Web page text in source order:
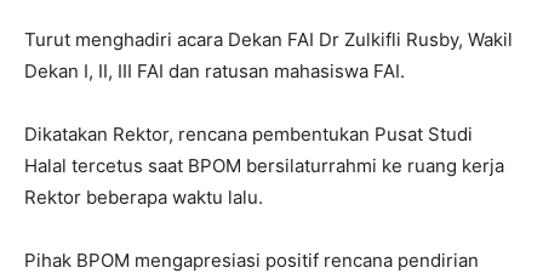
Turut menghadiri acara Dekan FAI Dr Zulkifli Rusby, Wakil
Dekan I, II, III FAI dan ratusan mahasiswa FAI.
Dikatakan Rektor, rencana pembentukan Pusat Studi
Halal tercetus saat BPOM bersilaturrahmi ke ruang kerja
Rektor beberapa waktu lalu.
Pihak BPOM mengapresiasi positif rencana pendirian